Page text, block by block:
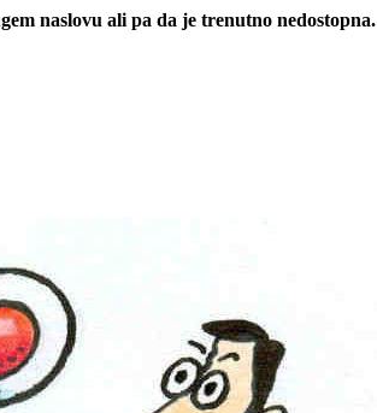
naslovu ali pa da je trenutno nedostopna.